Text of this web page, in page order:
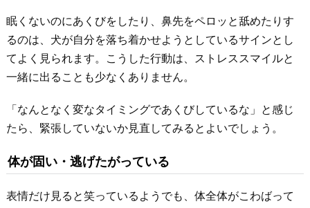
眠くないのにあくびをしたり、鼻先をペロッと舐めたりす
るのは、犬が自分を落ち着かせようとしているサインとし
てよく見られます。こうした行動は、ストレススマイルと
一緒に出ることも少なくありません。
「なんとなく変なタイミングであくびしているな」と感じ
たら、緊張していないか見直してみるとよいでしょう。
体が固い・逃げたがっている
表情だけ見ると笑っているようでも、体全体がこわばって